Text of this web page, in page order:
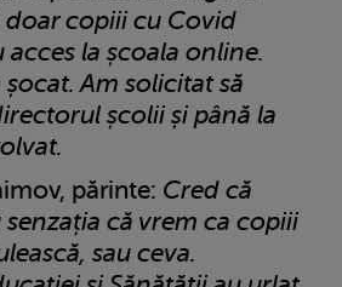
doar copiii cu Covid
la școala online.
Am solicitat să
școlii și până la
părinte: Cred că
că vrem ca copiii
sau ceva.